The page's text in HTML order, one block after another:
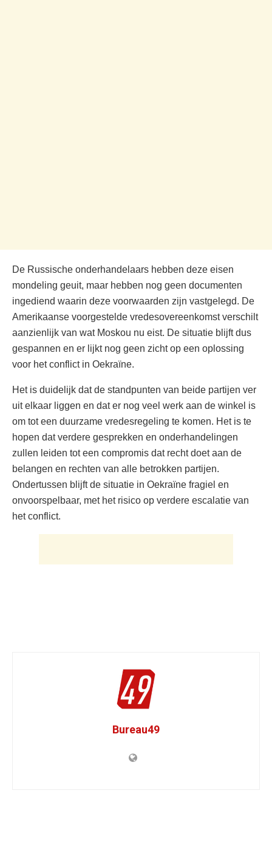
De Russische onderhandelaars hebben deze eisen
mondeling geuit, maar hebben nog geen documenten
ingediend waarin deze voorwaarden zijn vastgelegd. De
Amerikaanse voorgestelde vredesovereenkomst verschilt
aanzienlijk van wat Moskou nu eist. De situatie blijft dus
gespannen en er lijkt nog geen zicht op een oplossing
voor het conflict in Oekraïne.
Het is duidelijk dat de standpunten van beide partijen ver
uit elkaar liggen en dat er nog veel werk aan de winkel is
om tot een duurzame vredesregeling te komen. Het is te
hopen dat verdere gesprekken en onderhandelingen
zullen leiden tot een compromis dat recht doet aan de
belangen en rechten van alle betrokken partijen.
Ondertussen blijft de situatie in Oekraïne fragiel en
onvoorspelbaar, met het risico op verdere escalatie van
het conflict.
Bureau49